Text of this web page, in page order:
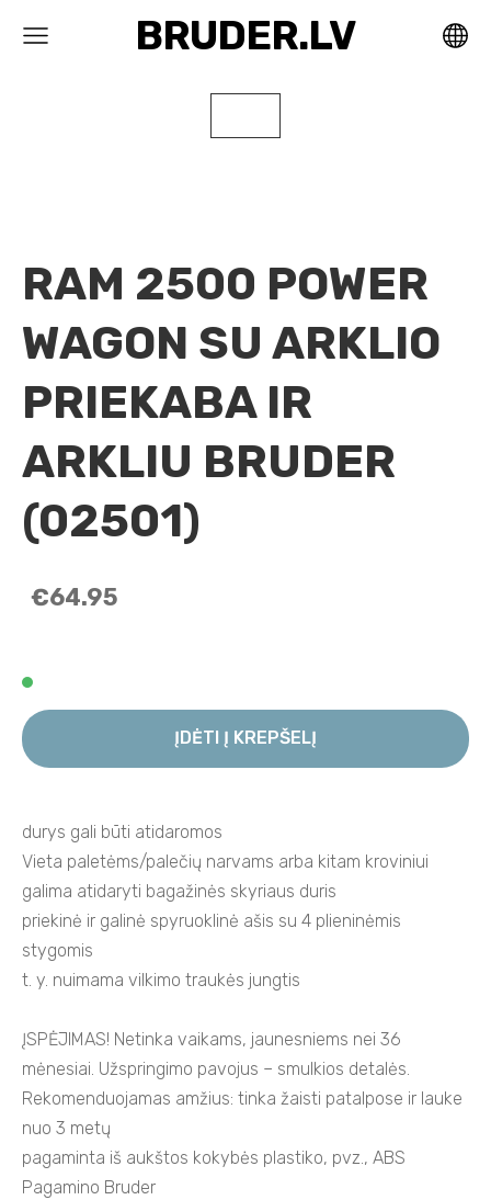
BRUDER.LV
RAM 2500 POWER
WAGON SU ARKLIO
PRIEKABA IR
ARKLIU BRUDER
(02501)
€64.95
ĮDĖTI Į KREPŠELĮ
durys gali būti atidaromos
Vieta paletėms/palečių narvams arba kitam kroviniui
galima atidaryti bagažinės skyriaus duris
priekinė ir galinė spyruoklinė ašis su 4 plieninėmis
stygomis
t. y. nuimama vilkimo traukės jungtis
ĮSPĖJIMAS! Netinka vaikams, jaunesniems nei 36
mėnesiai. Užspringimo pavojus – smulkios detalės.
Rekomenduojamas amžius: tinka žaisti patalpose ir lauke
nuo 3 metų
pagaminta iš aukštos kokybės plastiko, pvz., ABS
Pagamino Bruder